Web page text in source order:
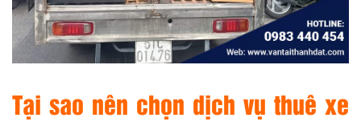
Tại sao nên chọn dịch vụ thuê xe